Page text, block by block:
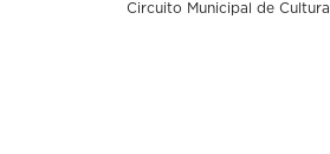
Circuito Municipal de Cultura